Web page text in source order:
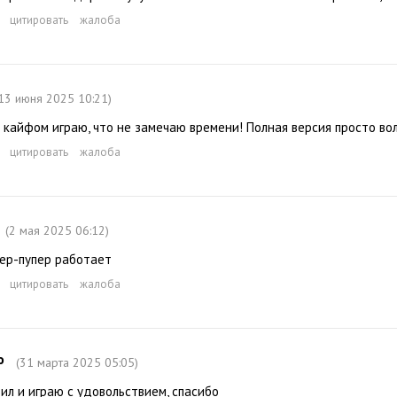
цитировать
жалоба
июня 2025 10:21)
играю, что не замечаю времени! Полная версия просто
цитировать
жалоба
(2 мая 2025 06:12)
пупер работает
цитировать
жалоба
(31 марта 2025 05:05)
и играю с удовольствием, спасибо